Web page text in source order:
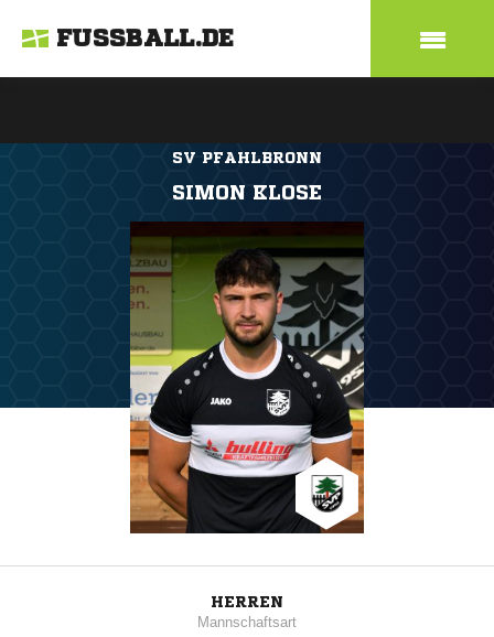
FUSSBALL.DE
SV PFAHLBRONN
SIMON KLOSE
HERREN
Mannschaftsart